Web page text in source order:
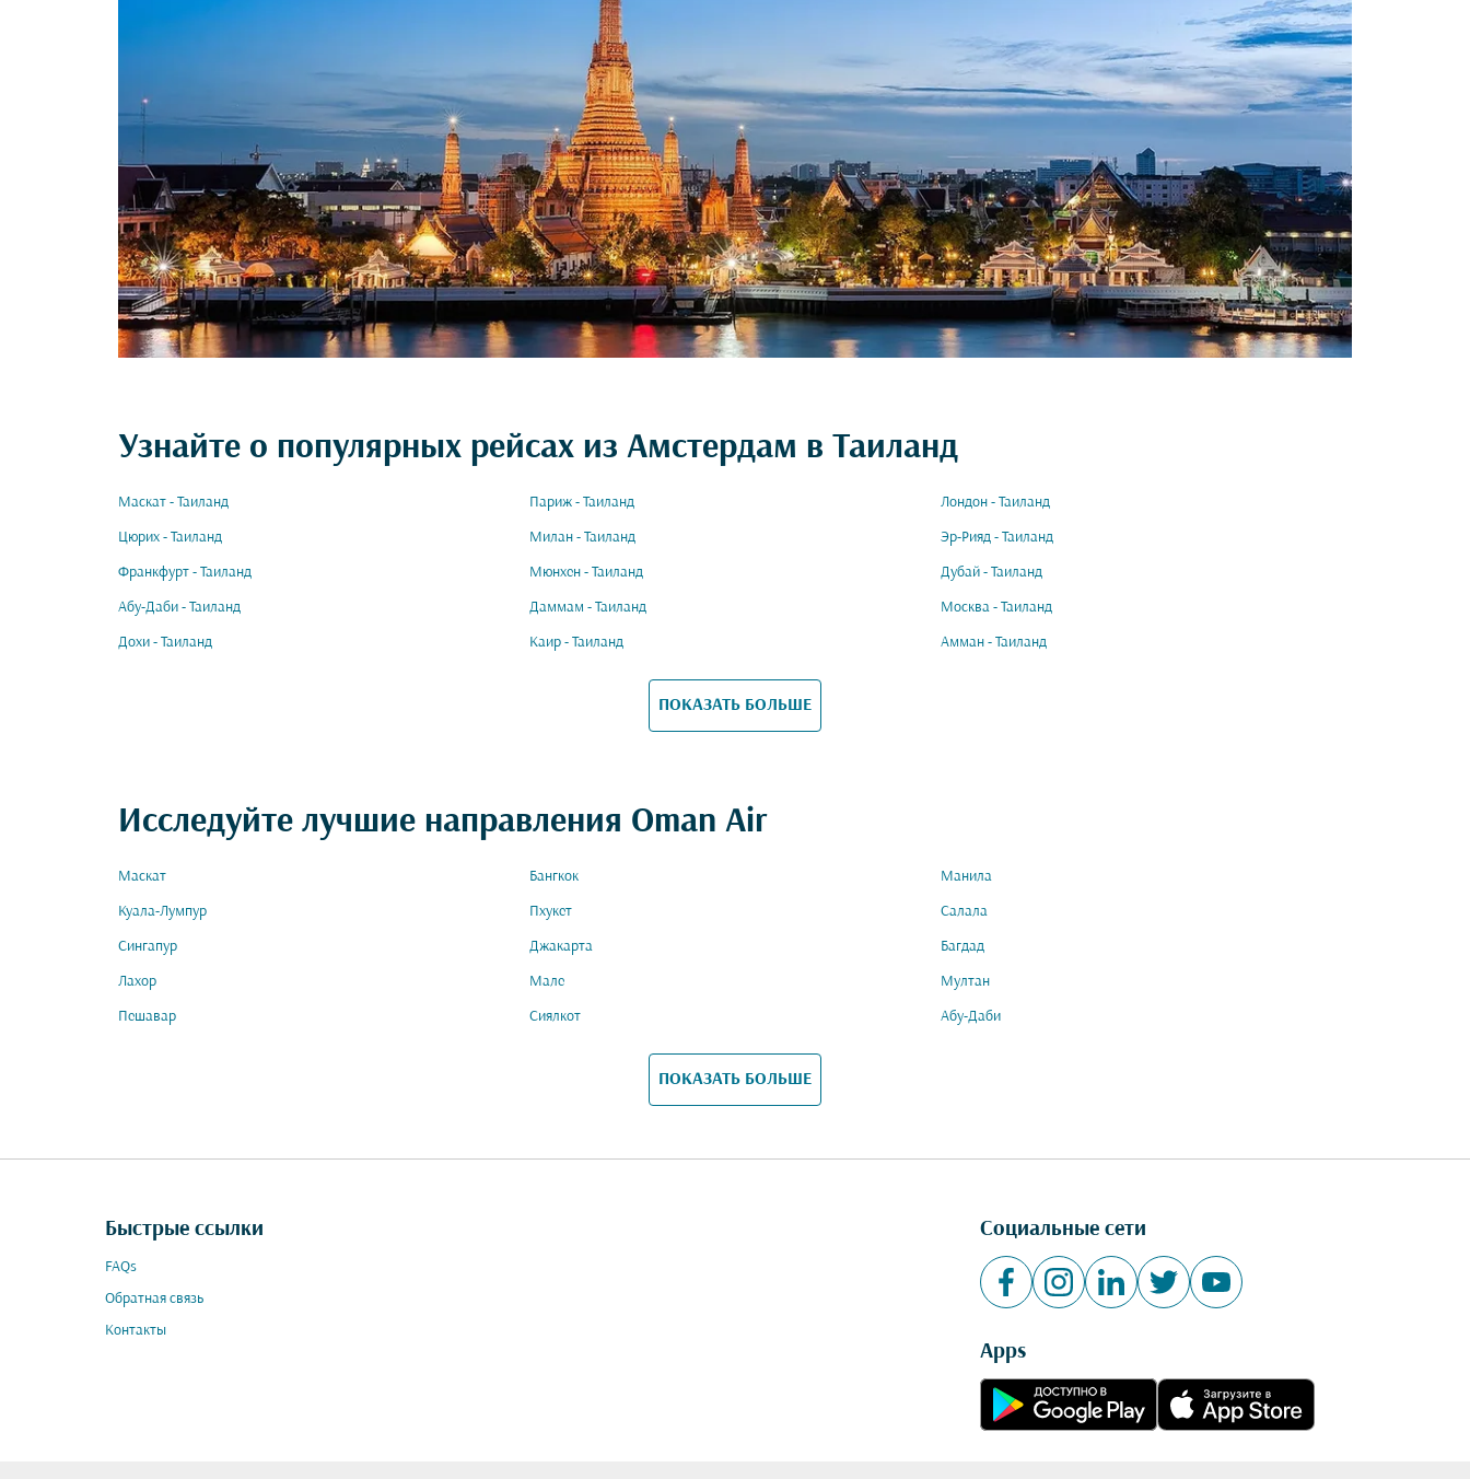
Узнайте о популярных рейсах из Амстердам в Таиланд
Маскат - Таиланд Париж - Таиланд Лондон - Таиланд
Цюрих - Таиланд Милан - Таиланд Эр-Рияд - Таиланд
Франкфурт - Таиланд Мюнхен - Таиланд Дубай - Таиланд
Абу-Даби - Таиланд Даммам - Таиланд Москва - Таиланд
Дохи - Таиланд Каир - Таиланд Амман - Таиланд
ПОКАЗАТЬ БОЛЬШЕ
Исследуйте лучшие направления Oman Air
Маскат Бангкок Манила
Куала-Лумпур Пхукет Салала
Сингапур Джакарта Багдад
Лахор Мале Мултан
Пешавар Сиялкот Абу-Даби
ПОКАЗАТЬ БОЛЬШЕ
Быстрые ссылки
FAQs
Обратная связь
Контакты
Социальные сети
Apps